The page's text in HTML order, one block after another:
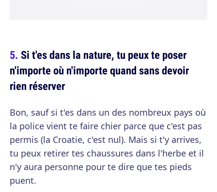
Si t'es dans la nature, tu peux te poser
n'importe où n'importe quand sans devoir
rien réserver
Bon, sauf si t'es dans un des nombreux pays où
la police vient te faire chier parce que c'est pas
permis (la Croatie, c'est nul). Mais si t'y arrives,
tu peux retirer tes chaussures dans l'herbe et il
n'y aura personne pour te dire que tes pieds
puent.